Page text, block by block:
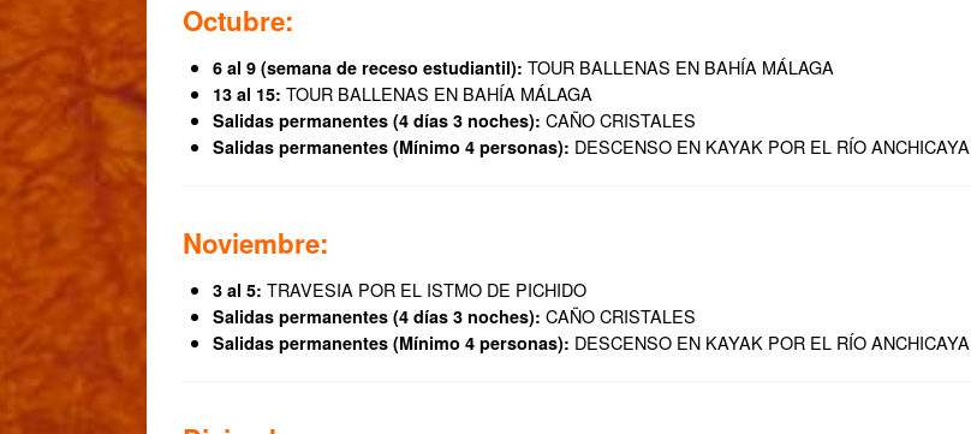
Octubre:
6 al 9 (semana de receso estudiantil): TOUR BALLENAS EN BAHÍA MÁLAGA
13 al 15: TOUR BALLENAS EN BAHÍA MÁLAGA
Salidas permanentes (4 días 3 noches): CAÑO CRISTALES
Salidas permanentes (Mínimo 4 personas): DESCENSO EN KAYAK POR EL RÍO ANCHICAYA
Noviembre:
3 al 5: TRAVESIA POR EL ISTMO DE PICHIDO
Salidas permanentes (4 días 3 noches): CAÑO CRISTALES
Salidas permanentes (Mínimo 4 personas): DESCENSO EN KAYAK POR EL RÍO ANCHICAYA